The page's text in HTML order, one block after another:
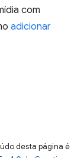
com
adicionar
desta página é